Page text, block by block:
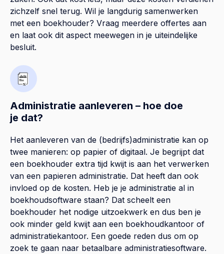
zichzelf snel terug. Wil je langdurig samenwerken
met een boekhouder? Vraag meerdere offertes aan
en laat ook dit aspect meewegen in je uiteindelijke
besluit.
Administratie aanleveren – hoe doe
je dat?
Het aanleveren van de (bedrijfs)administratie kan op
twee manieren: op papier of digitaal. Je begrijpt dat
een boekhouder extra tijd kwijt is aan het verwerken
van een papieren administratie. Dat heeft dan ook
invloed op de kosten. Heb je je administratie al in
boekhoudsoftware staan? Dat scheelt een
boekhouder het nodige uitzoekwerk en dus ben je
ook minder geld kwijt aan een boekhoudkantoor of
administratiekantoor. Een goede reden dus om op
zoek te gaan naar betaalbare administratiesoftware.